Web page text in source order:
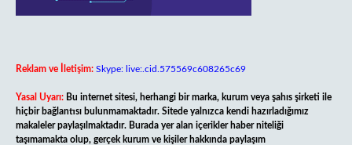
Reklam ve İletişim: Skype: live:.cid.575569c608265c69
Yasal Uyarı: Bu internet sitesi, herhangi bir marka, kurum veya şahıs şirketi ile
hiçbir bağlantısı bulunmamaktadır. Sitede yalnızca kendi hazırladığımız
makaleler paylaşılmaktadır. Burada yer alan içerikler haber niteliği
taşımamakta olup, gerçek kurum ve kişiler hakkında paylaşım